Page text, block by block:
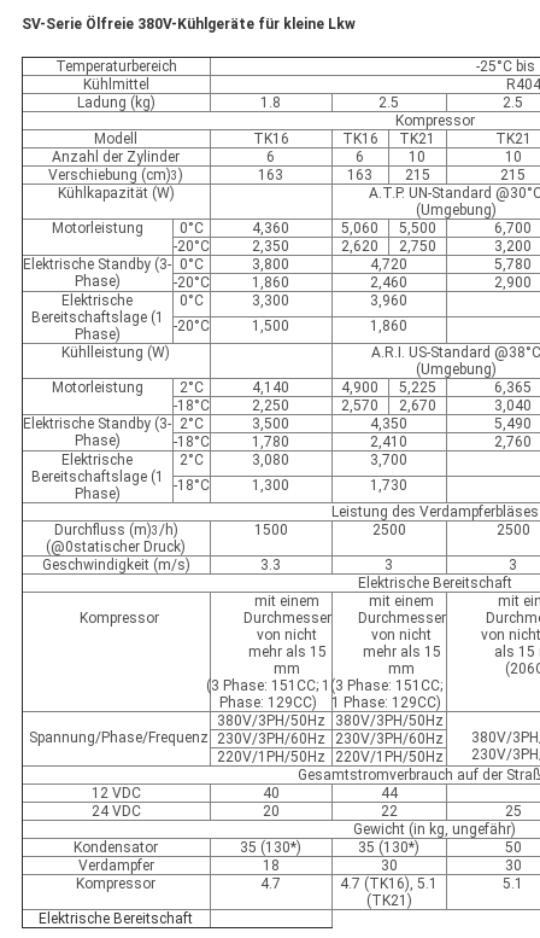
SV-Serie Ölfreie 380V-Kühlgeräte für kleine Lkw
Temperaturbereich
-25°C bis
Kühlmittel
Ladung (kg)
1.8 2.5
2.5
Kompressor
Modell
TK16 TK16 TK21
TK21
Anzahl der Zylinder
6 6 10
10
Verschiebung (cm)3 ) 163 163 215
215
Kühlkapazität (W)
A.T.P. UN-Standard
(Umgebung)
Motorleistung
0°C 4,360 5,060 5,500
6,700
-20°C
2,350 2,620 2,750
3,200
Elektrische Standby (3-
Phase)
0°C 3,800 4,720
5,780
-20°C
1,860 2,460
2,900
Elektrische
Bereitschaftslage (1
Phase)
0°C 3,300
3,960
-20°C
1,500
1,860
Kühlleistung (W)
A.R.I. US-Standard @38°C
(Umgebung)
Motorleistung
2°C 4,140 4,900 5,225
6,365
-18°C
2,250 2,570 2,670
3,040
Elektrische Standby (3-
Phase)
2°C 3,500 4,350
5,490
-18°C
1,780 2,410
2,760
Elektrische
Bereitschaftslage (1
Phase)
2°C 3,080
3,700
-18°C
1,300
1,730
Leistung des Verdampferbläses
Durchfluss (m)3/h)
(@0statischer Druck)
1500 2500 2500
Geschwindigkeit (m/s) 3.3 3
3
Elektrische Bereitschaft
Kompressor
mit einem
Durchmesser
von nicht
mehr als 15
mm
(3 Phase: 151CC; 1
Phase: 129CC)
mit einem
Durchmesser
von nicht
mehr als 15
mm
(3 Phase: 151CC;
1 Phase: 129CC)
mit
von
als 15
Spannung/Phase/Frequenz
380V/3PH/50Hz
380V/3PH/50Hz
380V/
230V/
230V/3PH/60Hz
230V/3PH/60Hz
220V/1PH/50Hz
220V/1PH/50Hz
Gesamtstromverbrauch auf der
12 VDC
40
44
24 VDC
20 22
25
Gewicht (in kg, ungefähr)
Kondensator
35 (130*) 35 (130*)
50
Verdampfer
18 30
30
Kompressor
4.7
4.7 (TK16), 5.1
(TK21)
5.1
Elektrische Bereitschaft